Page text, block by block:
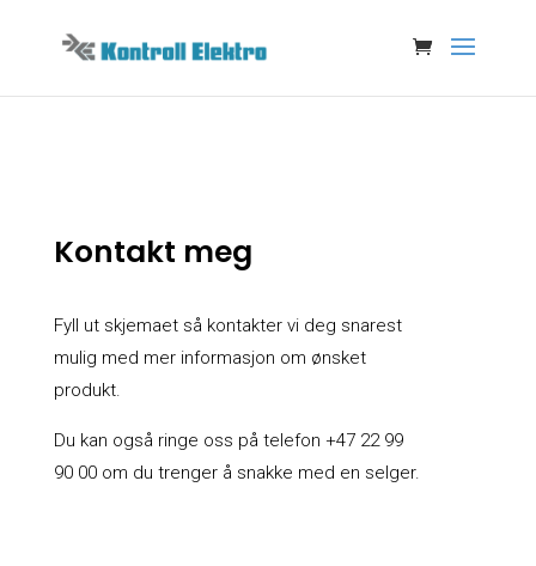
Kontakt meg
Fyll ut skjemaet så kontakter vi deg snarest
mulig med mer informasjon om ønsket
produkt.
Du kan også ringe oss på telefon +47 22 99
90 00 om du trenger å snakke med en selger.